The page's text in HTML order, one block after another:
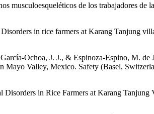
de los trabajadores de
in rice farmers at Karang Tanjung
Ochoa, J. J., & Espinoza-Espino, M. de
Mayo Valley, Mexico. Safety (Basel,
in Rice Farmers at Karang